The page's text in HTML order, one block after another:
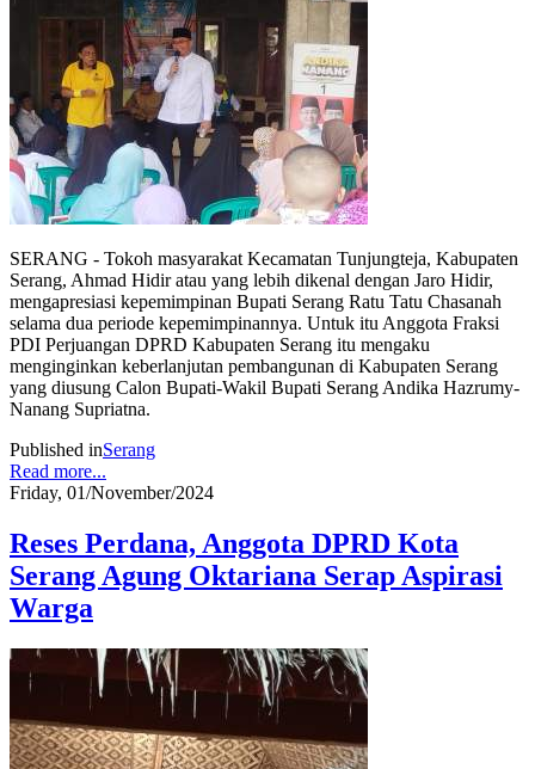
SERANG - Tokoh masyarakat Kecamatan Tunjungteja, Kabupaten
Serang, Ahmad Hidir atau yang lebih dikenal dengan Jaro Hidir,
mengapresiasi kepemimpinan Bupati Serang Ratu Tatu Chasanah
selama dua periode kepemimpinannya. Untuk itu Anggota Fraksi
PDI Perjuangan DPRD Kabupaten Serang itu mengaku
menginginkan keberlanjutan pembangunan di Kabupaten Serang
yang diusung Calon Bupati-Wakil Bupati Serang Andika Hazrumy-
Nanang Supriatna.
Published inSerang
Read more...
Friday, 01/November/2024
Reses Perdana, Anggota DPRD Kota
Serang Agung Oktariana Serap Aspirasi
Warga